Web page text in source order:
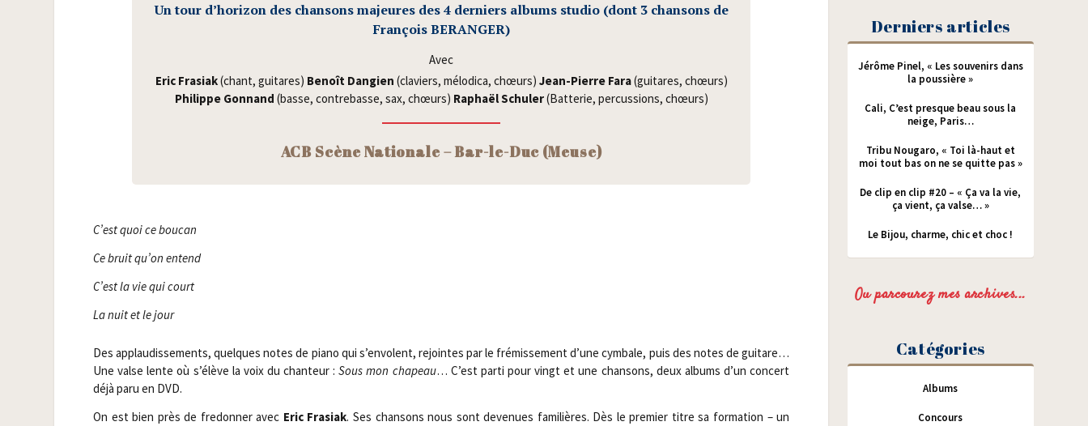
Un tour d’horizon des chan­sons majeures des 4 der­niers albums stu­dio (dont 3 chan­sons de
Fran­çois BERANGER)
Avec
Eric Fra­siak(chant, gui­tares) Benoît Dan­gien (cla­viers, mélo­di­ca, chœurs) Jean-Pierre Fara(gui­tares, chœurs)
Phi­lippe Gon­nand (basse, contre­basse, sax, chœurs) Raphaël Schu­ler(Bat­te­rie, per­cus­sions, chœurs)
ACB Scène Natio­nale – Bar-le-Duc (Meuse)
C’est quoi ce boucan
Ce bruit qu’on entend
C’est la vie qui court
La nuit et le jour
Des applau­dis­se­ments, quelques notes de pia­no qui s’envolent, rejointes par le fré­mis­se­ment d’une cym­bale, puis des notes de gui­tare…
Une valse lente où s’élève la voix du chan­teur :Sous mon cha­peau… C’est par­ti pour vingt et une chan­sons, deux albums d’un concert
déjà paru en DVD.
On est bien près de fre­don­ner avec Eric Fra­siak. Ses chan­sons nous sont deve­nues fami­lières. Dès le pre­mier titre sa for­ma­tion – un
Derniers articles
Jérôme Pinel, « Les souvenirs dans
la poussière »
Cali, C’est presque beau sous la
neige, Paris…
Tribu Nougaro, « Toi là-haut et
moi tout bas on ne se quitte pas »
De clip en clip #20 – « Ça va la vie,
ça vient, ça valse… »
Le Bijou, charme, chic et choc !
Ou parcourez mes archives...
Catégories
Albums
Concours